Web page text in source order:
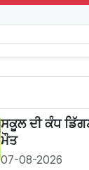
ਸਕੂਲ ਦੀ ਕੰਧ
ਮੌਤ
07-08-2026